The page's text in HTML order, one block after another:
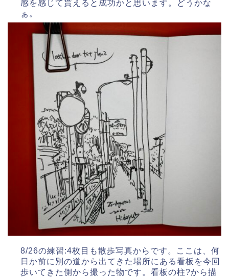
感を感じて貰えると成功かと思います。どうかな
ぁ。
8/26の練習:4枚目も散歩写真からです。ここは、何
日か前に別の道から出てきた場所にある看板を今回
歩いてきた側から撮った物です。看板の柱?から描